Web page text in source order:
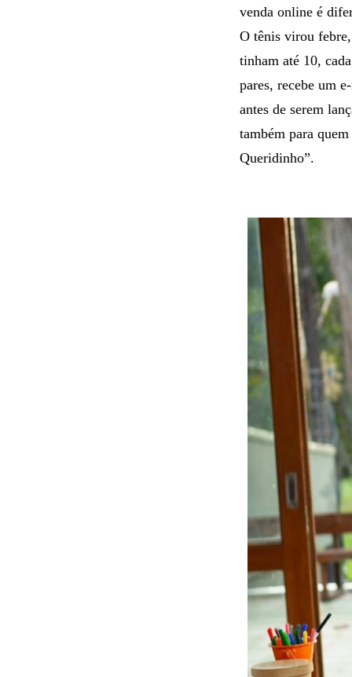
venda online é
O tênis virou
tinham até 10,
pares, recebe um
antes de serem
também para
Queridinho”.